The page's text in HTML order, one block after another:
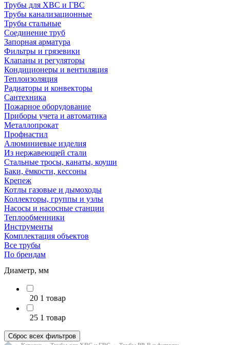
Трубы для ХВС и ГВС
Трубы канализационные
Трубы стальные
Соединение труб
Запорная арматура
Фильтры и грязевики
Клапаны и регуляторы
Кондиционеры и вентиляция
Теплоизоляция
Радиаторы и конвекторы
Сантехника
Пожарное оборудование
Приборы учета и автоматика
Металлопрокат
Профнастил
Алюминиевые изделия
Из нержавеющей стали
Стальные тросы, канаты, коуши
Баки, ёмкости, кессоны
Крепеж
Котлы газовые и дымоходы
Коллекторы, группы и узлы
Насосы и насосные станции
Теплообменники
Инструменты
Комплектация объектов
Все трубы
По брендам
Диаметр, мм
20 1 товар
25 1 товар
Сброс всех фильтров